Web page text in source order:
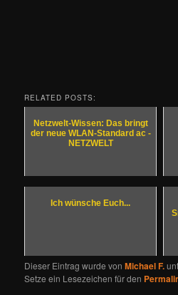
RELATED POSTS:
Netzwelt-Wissen: Das bringt
der neue WLAN-Standard ac -
NETZWELT
Ich wünsche Euch...
Dieser Eintrag wurde vonMichael F.
Setze ein Lesezeichen für den